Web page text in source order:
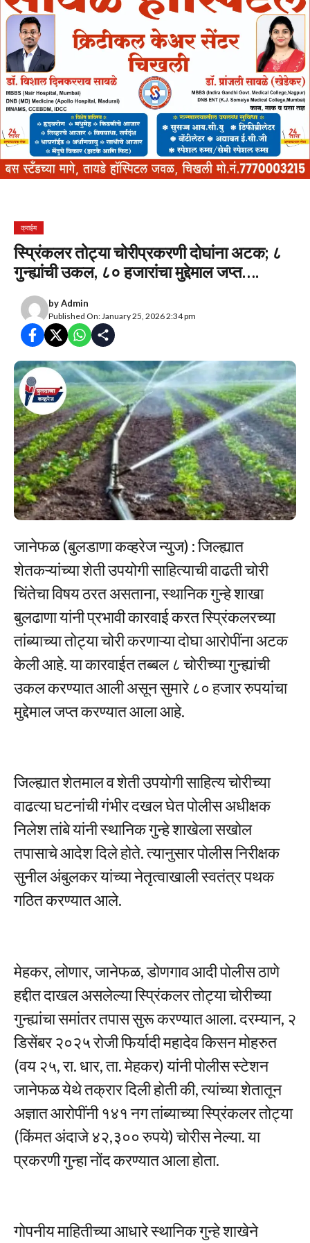
क्राईम
स्प्रिंकलर तोट्या चोरीप्रकरणी दोघांना अटक; ८
गुन्ह्यांची उकल, ८० हजारांचा मुद्देमाल जप्त….
byAdmin
Published On: January 25, 2026 2:34 pm
जानेफळ (बुलडाणा कव्हरेज न्युज) : जिल्ह्यात
शेतकऱ्यांच्या शेती उपयोगी साहित्याची वाढती चोरी
चिंतेचा विषय ठरत असताना, स्थानिक गुन्हे शाखा
बुलढाणा यांनी प्रभावी कारवाई करत स्प्रिंकलरच्या
तांब्याच्या तोट्या चोरी करणाऱ्या दोघा आरोपींना अटक
केली आहे. या कारवाईत तब्बल ८ चोरीच्या गुन्ह्यांची
उकल करण्यात आली असून सुमारे ८० हजार रुपयांचा
मुद्देमाल जप्त करण्यात आला आहे.
जिल्ह्यात शेतमाल व शेती उपयोगी साहित्य चोरीच्या
वाढत्या घटनांची गंभीर दखल घेत पोलीस अधीक्षक
निलेश तांबे यांनी स्थानिक गुन्हे शाखेला सखोल
तपासाचे आदेश दिले होते. त्यानुसार पोलीस निरीक्षक
सुनील अंबुलकर यांच्या नेतृत्वाखाली स्वतंत्र पथक
गठित करण्यात आले.
मेहकर, लोणार, जानेफळ, डोणगाव आदी पोलीस ठाणे
हद्दीत दाखल असलेल्या स्प्रिंकलर तोट्या चोरीच्या
गुन्ह्यांचा समांतर तपास सुरू करण्यात आला. दरम्यान, २
डिसेंबर २०२५ रोजी फिर्यादी महादेव किसन मोहरुत
(वय २५, रा. धार, ता. मेहकर) यांनी पोलीस स्टेशन
जानेफळ येथे तक्रार दिली होती की, त्यांच्या शेतातून
अज्ञात आरोपींनी १४१ नग तांब्याच्या स्प्रिंकलर तोट्या
(किंमत अंदाजे ४२,३०० रुपये) चोरीस नेल्या. या
प्रकरणी गुन्हा नोंद करण्यात आला होता.
गोपनीय माहितीच्या आधारे स्थानिक गुन्हे शाखेने